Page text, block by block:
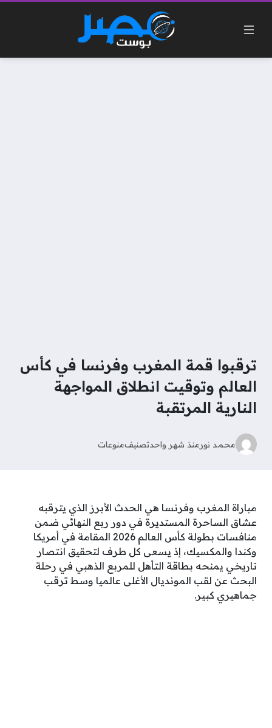
ترقبوا قمة المغرب وفرنسا في كأس
العالم وتوقيت انطلاق المواجهة
النارية المرتقبة
محمد نورمنذ شهر واحدتصنيفمنوعات
مباراة المغرب وفرنسا هي الحدث الأبرز الذي يترقبه
عشاق الساحرة المستديرة في دور ربع النهائي ضمن
منافسات بطولة كأس العالم 2026 المقامة في أمريكا
وكندا والمكسيك، إذ يسعى كل طرف لتحقيق انتصار
تاريخي يمنحه بطاقة التأهل للمربع الذهبي في رحلة
البحث عن لقب المونديال الأغلى عالميا وسط ترقب
جماهيري كبير.